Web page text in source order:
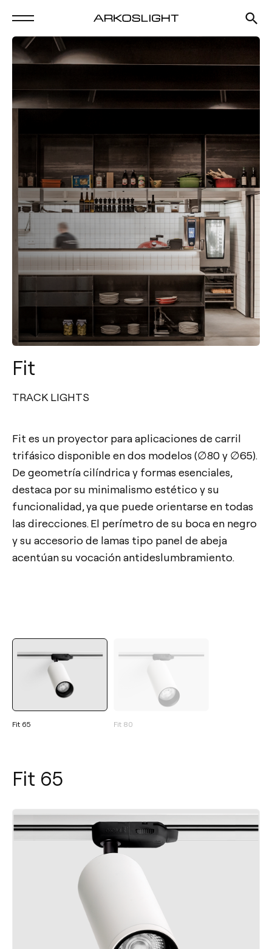
Fit
TRACK LIGHTS
Fit es un proyector para aplicaciones de carril
trifásico disponible en dos modelos (∅80 y ∅65).
De geometría cilíndrica y formas esenciales,
destaca por su minimalismo estético y su
funcionalidad, ya que puede orientarse en todas
las direcciones. El perímetro de su boca en negro
y su accesorio de lamas tipo panel de abeja
acentúan su vocación antideslumbramiento.
Fit 65 Fit 80
Fit 65